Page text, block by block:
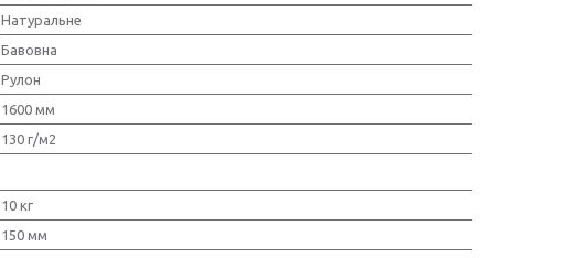
Натуральне
Бавовна
Рулон
1600 мм
130 г/м2
10 кг
150 мм